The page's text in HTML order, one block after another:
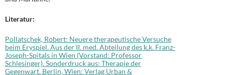
Literatur:
Pollatschek, Robert: Neuere therapeutische Versuche
beim Eryspiel. Aus der II. med. Abteilung des k.k. Franz-
Joseph-Spitals in Wien (Vorstand: Professor
Schlesinger). Sonderdruck aus: Therapie der
Gegenwart. Berlin, Wien: Verlag Urban &